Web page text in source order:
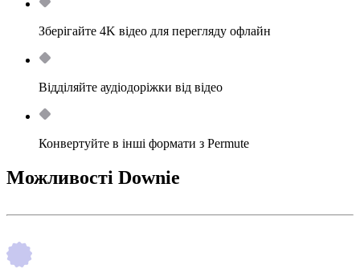
Зберігайте 4K відео для перегляду офлайн
Відділяйте аудіодоріжки від відео
Конвертуйте в інші формати з Permute
Можливості Downie